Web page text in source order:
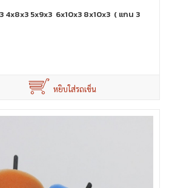
4x8x3 5x9x3 6x10x3 8x10x3 ( แกน 3
หยิบใส่รถเข็น